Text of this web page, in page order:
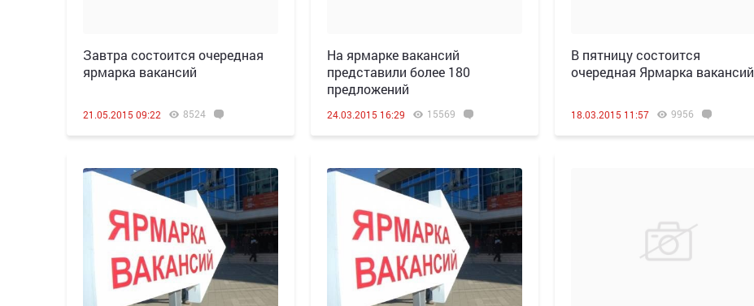
Завтра состоится очередная
ярмарка вакансий
21.05.2015 09:22 8524
На ярмарке вакансий
представили более 180
предложений
24.03.2015 16:29 15569
В пятницу состоится
очередная Ярмарка вакансий
18.03.2015 11:57 9956